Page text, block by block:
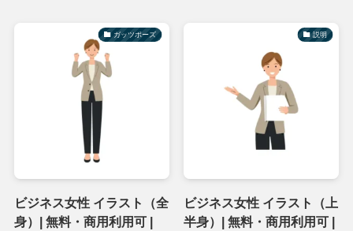
ガッツポーズ
ビジネス女性 イラスト（全
身）| 無料・商用利用可 |
説明
ビジネス女性 イラスト（上
半身）| 無料・商用利用可 |